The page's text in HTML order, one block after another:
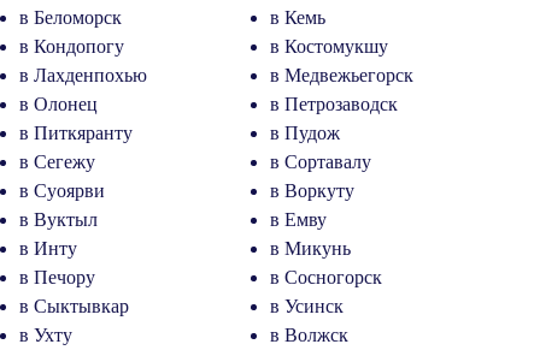
в Беломорск
в Кемь
в Кондопогу
в Костомукшу
в Лахденпохью
в Медвежьегорск
в Олонец
в Петрозаводск
в Питкяранту
в Пудож
в Сегежу
в Сортавалу
в Суоярви
в Воркуту
в Вуктыл
в Емву
в Инту
в Микунь
в Печору
в Сосногорск
в Сыктывкар
в Усинск
в Ухту
в Волжск